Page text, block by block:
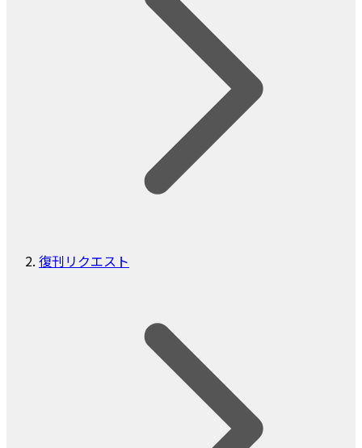
復刊リクエスト